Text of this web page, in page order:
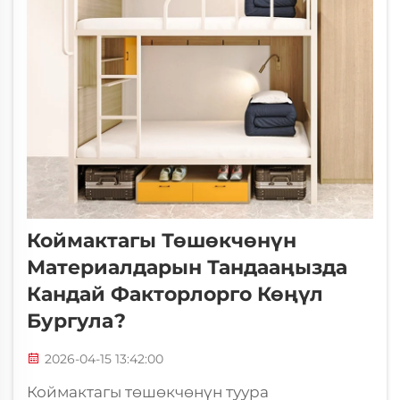
Коймактагы Төшөкчөнүн
Материалдарын Тандааңызда
Кандай Факторлорго Көңүл
Бургула?
2026-04-15 13:42:00
Коймактагы төшөкчөнүн туура